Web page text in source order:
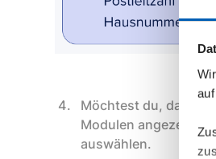
Möchtest du, dass
Modulen angezeigt
auswählen.